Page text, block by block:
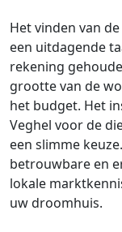
Het vinden van
een uitdagende
rekening
grootte van de
het budget. Het
Veghel voor de
een slimme keuze.
betrouwbare en
lokale
uw droomhuis.